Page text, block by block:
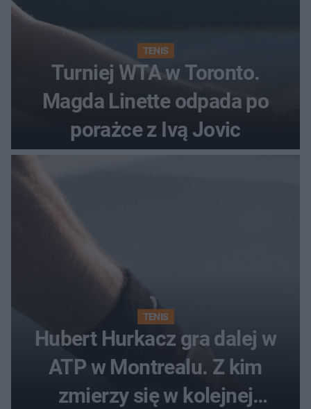
TENIS
Turniej WTA w Toronto.
Magda Linette odpada po
porażce z Ivą Jovic
TENIS
Hubert Hurkacz gra dalej w
ATP w Montrealu. Z kim
zmierzy się w kolejnej